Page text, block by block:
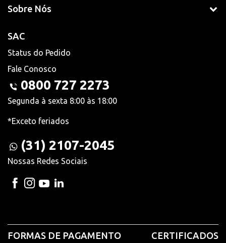
Sobre Nós
SAC
Status do Pedido
Fale Conosco
0800 727 2273
Segunda à sexta 8:00 às 18:00
*Exceto feriados
(31) 2107-2045
Nossas Redes Sociais
FORMAS DE PAGAMENTO CERTIFICADOS